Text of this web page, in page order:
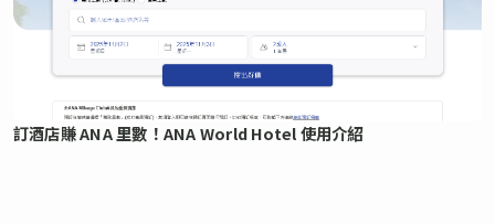
訂酒店賺 ANA 里數！ANA World Hotel 使用介紹